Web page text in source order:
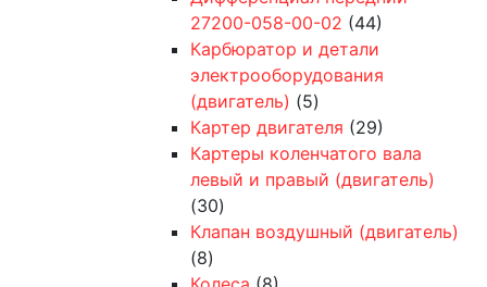
27200-058-00-02 (44)
Карбюратор и детали
электрооборудования
(двигатель) (5)
Картер двигателя (29)
Картеры коленчатого вала
левый и правый (двигатель)
(30)
Клапан воздушный (двигатель)
(8)